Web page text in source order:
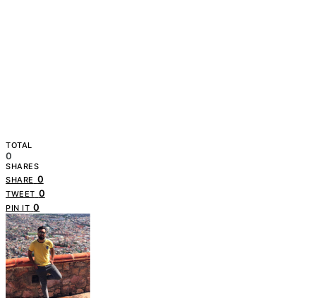
TOTAL
0
SHARES
SHARE 0
TWEET 0
PIN IT 0